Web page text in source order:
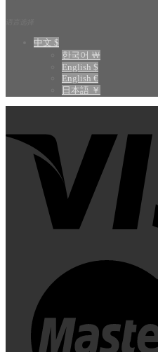
中文 $
한국어 ￦
English $
English €
日本語 ￥